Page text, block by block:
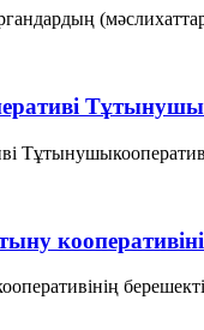
органдардың
Тұтынушы
кооперативінің
берешекті